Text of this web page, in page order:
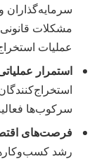
سرمایه‌گذاران
مشکلات قانونی
عملیات
استمرار
سرکوب‌ها
فرصت‌های
رشد